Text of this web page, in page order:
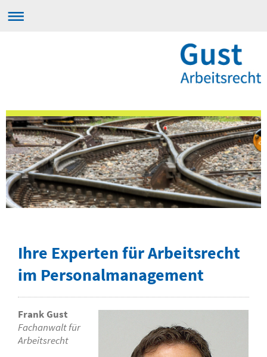
Ihre Experten für Arbeitsrecht
im Personalmanagement
Frank Gust
Fachanwalt für
Arbeitsrecht